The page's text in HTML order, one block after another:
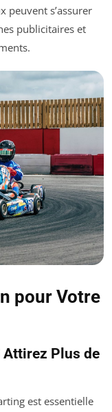
peuvent s’assurer
publicitaires et
pour Votre
Plus de
est essentielle